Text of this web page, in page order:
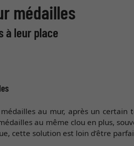
médailles
à leur place
médailles au mur, après un
au même clou en plus,
cette solution est loin d’être